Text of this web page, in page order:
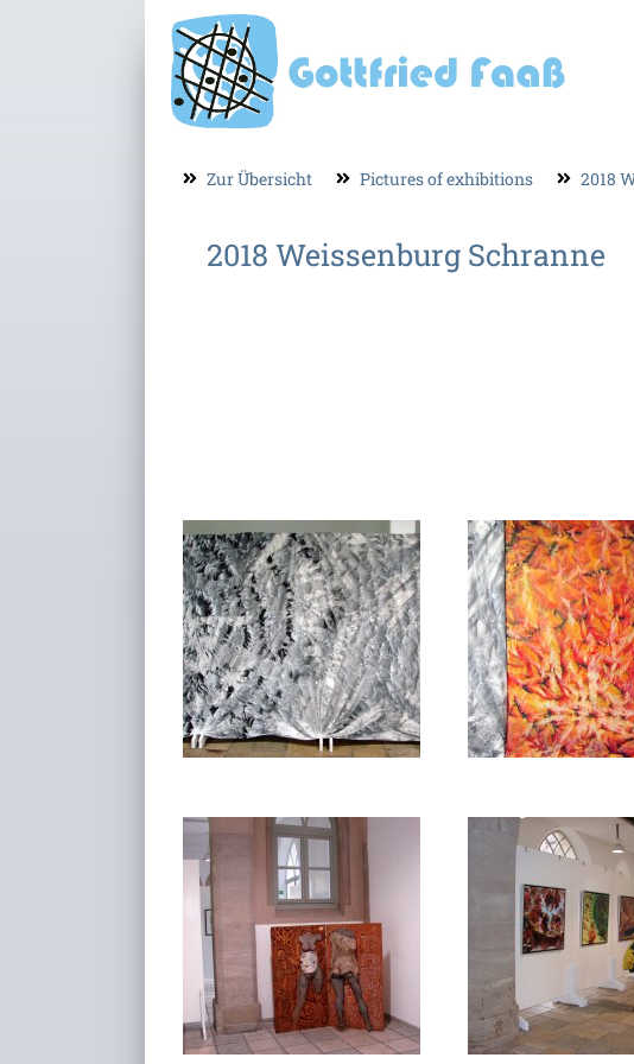
Zur Übersicht Pictures of exhibitions 2018
2018 Weissenburg Schranne